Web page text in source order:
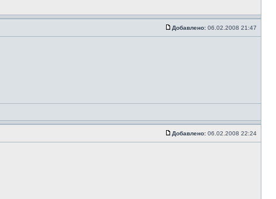
Добавлено: 06.02.2008 21:47
Добавлено: 06.02.2008 22:24